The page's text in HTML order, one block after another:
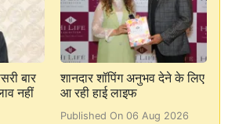
बार
नहीं
शानदार शॉपिंग अनुभव देने के लिए
आ रही हाई लाइफ
Published On 06 Aug 2026